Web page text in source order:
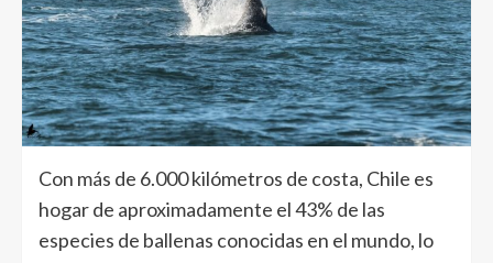
Con más de 6.000 kilómetros de costa, Chile es
hogar de aproximadamente el 43% de las
especies de ballenas conocidas en el mundo, lo